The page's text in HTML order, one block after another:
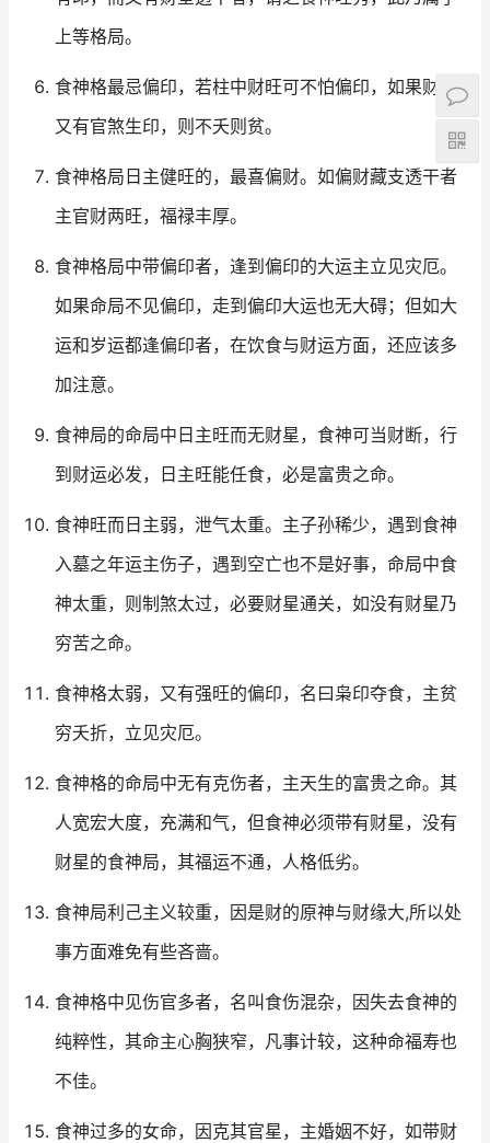
上等格局。
食神格最忌偏印，若柱中财旺可不怕偏印，如果财弱
又有官煞生印，则不夭则贫。
食神格局日主健旺的，最喜偏财。如偏财藏支透干者
主官财两旺，福禄丰厚。
食神格局中带偏印者，逢到偏印的大运主立见灾厄。
如果命局不见偏印，走到偏印大运也无大碍；但如大
运和岁运都逢偏印者，在饮食与财运方面，还应该多
加注意。
食神局的命局中日主旺而无财星，食神可当财断，行
到财运必发，日主旺能任食，必是富贵之命。
食神旺而日主弱，泄气太重。主子孙稀少，遇到食神
入墓之年运主伤子，遇到空亡也不是好事，命局中食
神太重，则制煞太过，必要财星通关，如没有财星乃
穷苦之命。
食神格太弱，又有强旺的偏印，名曰枭印夺食，主贫
穷夭折，立见灾厄。
食神格的命局中无有克伤者，主天生的富贵之命。其
人宽宏大度，充满和气，但食神必须带有财星，没有
财星的食神局，其福运不通，人格低劣。
食神局利己主义较重，因是财的原神与财缘大,所以处
事方面难免有些吝啬。
食神格中见伤官多者，名叫食伤混杂，因失去食神的
纯粹性，其命主心胸狭窄，凡事计较，这种命福寿也
不佳。
食神过多的女命，因克其官星，主婚姻不好，如带财